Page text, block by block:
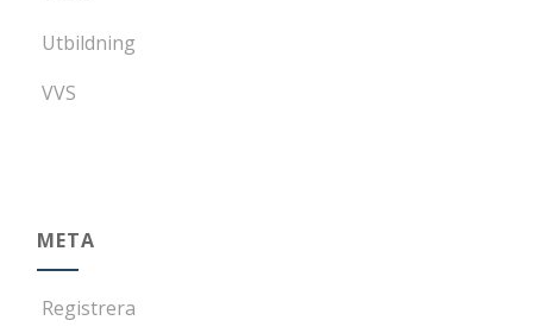
Utbildning
VVS
META
Registrera